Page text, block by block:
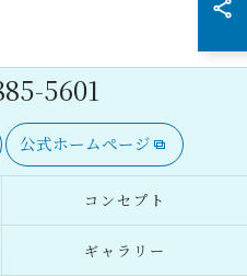
5601
公式ホームページ
コンセプト
ギャラリー